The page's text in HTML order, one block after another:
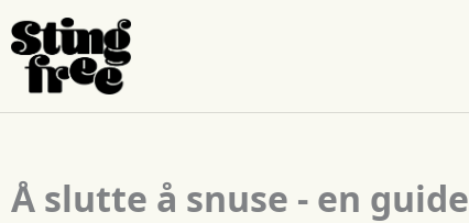
innhold
Å slutte å snuse - en guide